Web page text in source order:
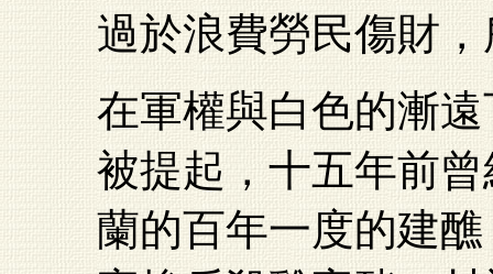
過於浪費勞民傷財
在軍權與白色的漸
被提起，十五年前
蘭的百年一度的建